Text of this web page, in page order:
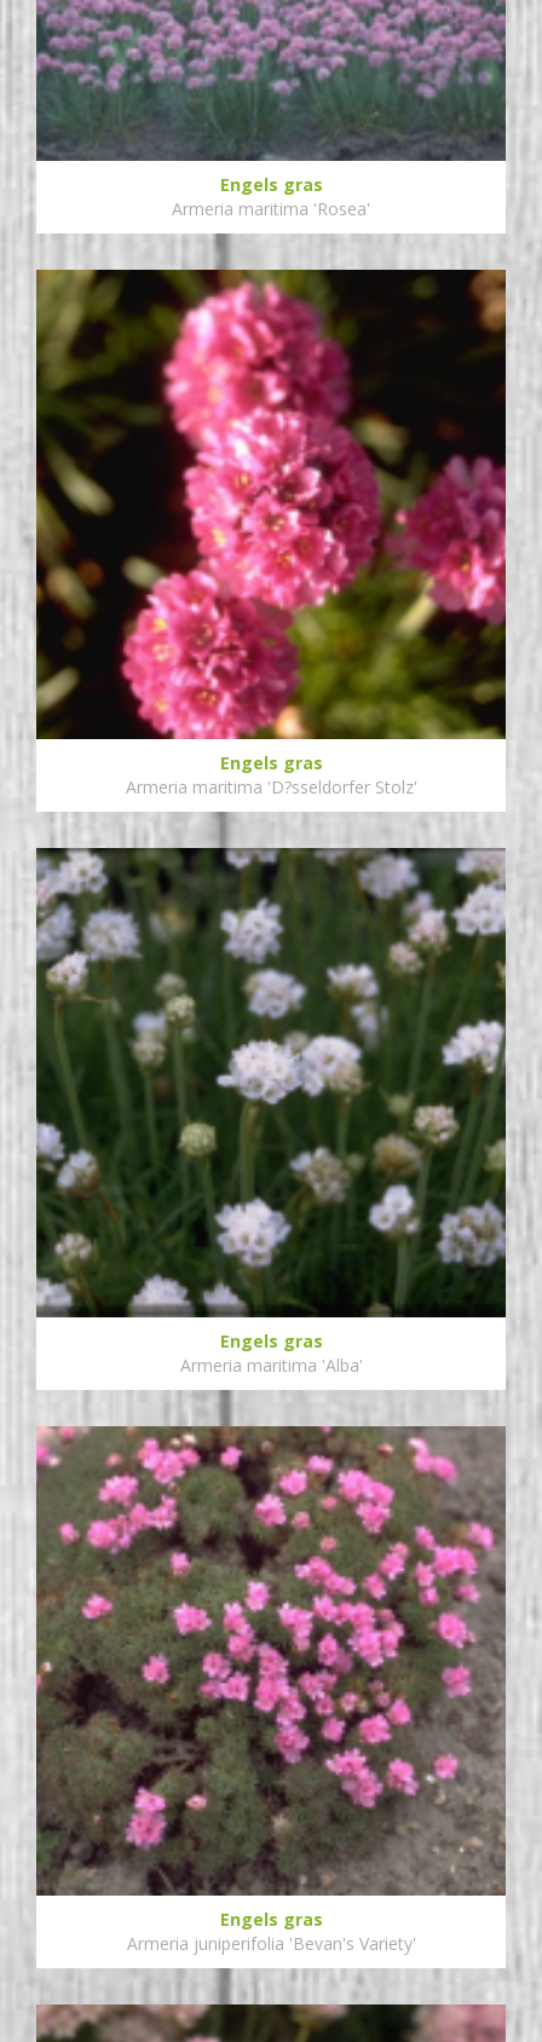
Engels gras
Armeria maritima 'Rosea'
Engels gras
Armeria maritima 'D?sseldorfer Stolz'
Engels gras
Armeria maritima 'Alba'
Engels gras
Armeria juniperifolia 'Bevan's Variety'